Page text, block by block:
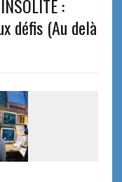
:
défis (Au delà